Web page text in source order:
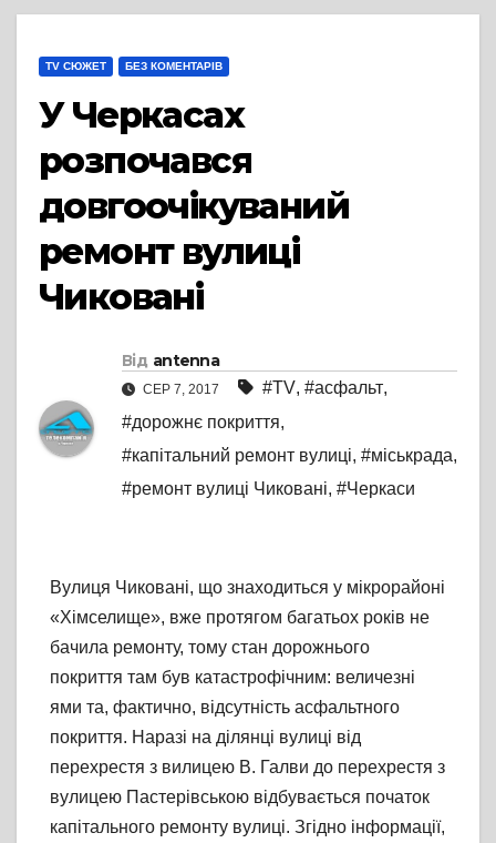
TV СЮЖЕТ БЕЗ КОМЕНТАРІВ
У Черкасах
розпочався
довгоочікуваний
ремонт вулиці
Чиковані
Від antenna
СЕР 7, 2017 #TV, #асфальт,
#дорожнє покриття,
#капітальний ремонт вулиці, #міськрада,
#ремонт вулиці Чиковані, #Черкаси
Вулиця Чиковані, що знаходиться у мікрорайоні
«Хімселище», вже протягом багатьох років не
бачила ремонту, тому стан дорожнього
покриття там був катастрофічним: величезні
ями та, фактично, відсутність асфальтного
покриття. Наразі на ділянці вулиці від
перехрестя з вилицею В. Галви до перехрестя з
вулицею Пастерівською відбувається початок
капітального ремонту вулиці. Згідно інформації,